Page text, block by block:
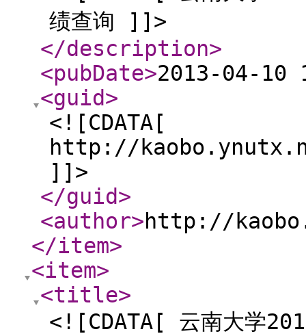
绩查询 ]]>
</description>
<pubDate>2013-04-10
<guid>
<![CDATA[
http://kaobo.ynutx.net/
]]>
</guid>
<author>http://
</item>
<item>
<title>
<![CDATA[ 云南大学